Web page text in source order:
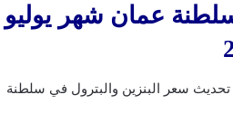
عمان شهر يوليو
سعر البنزين والبترول في سلطنة